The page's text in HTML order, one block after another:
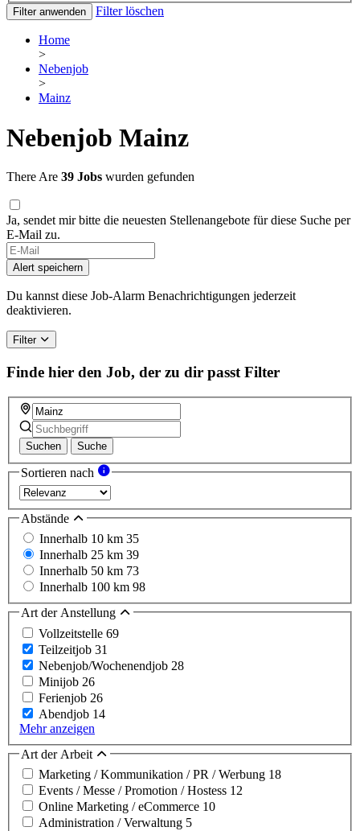
Filter anwenden Filter löschen
Home
>
Nebenjob
>
Mainz
Nebenjob Mainz
There Are 39 Jobs wurden gefunden
Ja, sendet mir bitte die neuesten Stellenangebote für diese Suche per
E-Mail zu.
Alert speichern
Du kannst diese Job-Alarm Benachrichtigungen jederzeit
deaktivieren.
Filter
Finde hier den Job, der zu dir passt Filter
Suchen Suche
Sortieren nach
Abstände
Innerhalb 10 km 35
Innerhalb 25 km 39
Innerhalb 50 km 73
Innerhalb 100 km 98
Art der Anstellung
Vollzeitstelle 69
Teilzeitjob 31
Nebenjob/Wochenendjob 28
Minijob 26
Ferienjob 26
Abendjob 14
Mehr anzeigen
Art der Arbeit
Marketing / Kommunikation / PR / Werbung 18
Events / Messe / Promotion / Hostess 12
Online Marketing / eCommerce 10
Administration / Verwaltung 5